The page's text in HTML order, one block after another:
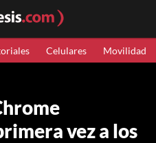
Celulares Movilidad
vez a los